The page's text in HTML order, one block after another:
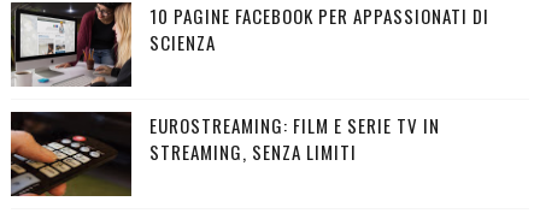
10 PAGINE FACEBOOK PER APPASSIONATI DI
SCIENZA
EUROSTREAMING: FILM E SERIE TV IN
STREAMING, SENZA LIMITI